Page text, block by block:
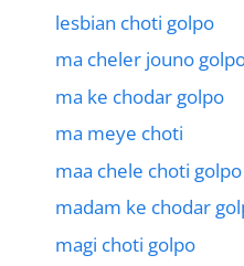
lesbian choti golpo
ma cheler jouno
ma ke chodar golpo
ma meye choti
maa chele choti golpo
madam ke chodar
magi choti golpo